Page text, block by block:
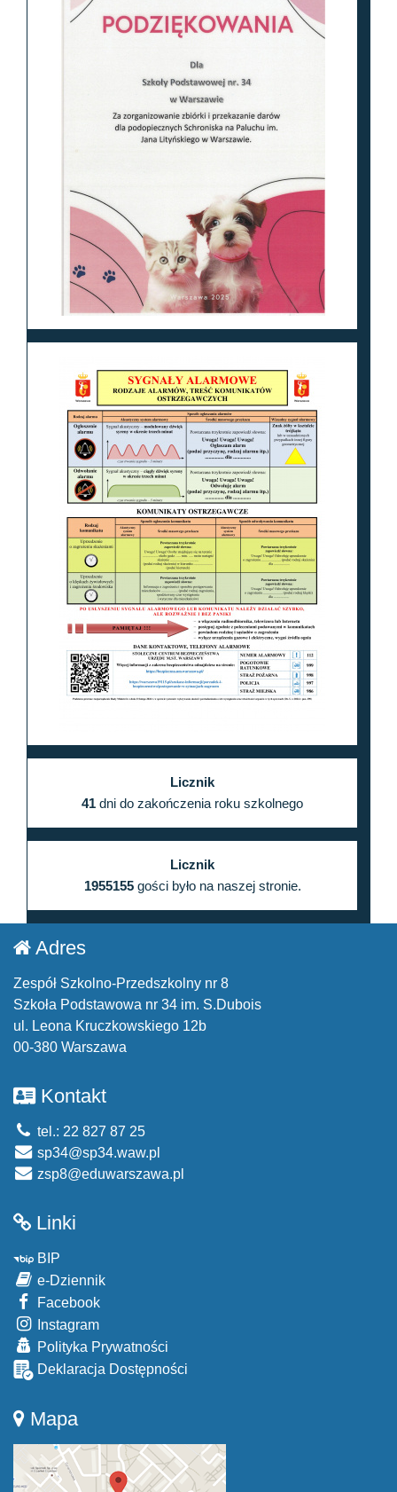
Licznik
41 dni do zakończenia roku szkolnego
Licznik
1955155gości było na naszej stronie.
Adres
Zespół Szkolno-Przedszkolny nr 8
Szkoła Podstawowa nr 34 im. S.Dubois
ul. Leona Kruczkowskiego 12b
00-380 Warszawa
Kontakt
tel.: 22 827 87 25
sp34@sp34.waw.pl
zsp8@eduwarszawa.pl
Linki
BIP
e-Dziennik
Facebook
Instagram
Polityka Prywatności
Deklaracja Dostępności
Mapa